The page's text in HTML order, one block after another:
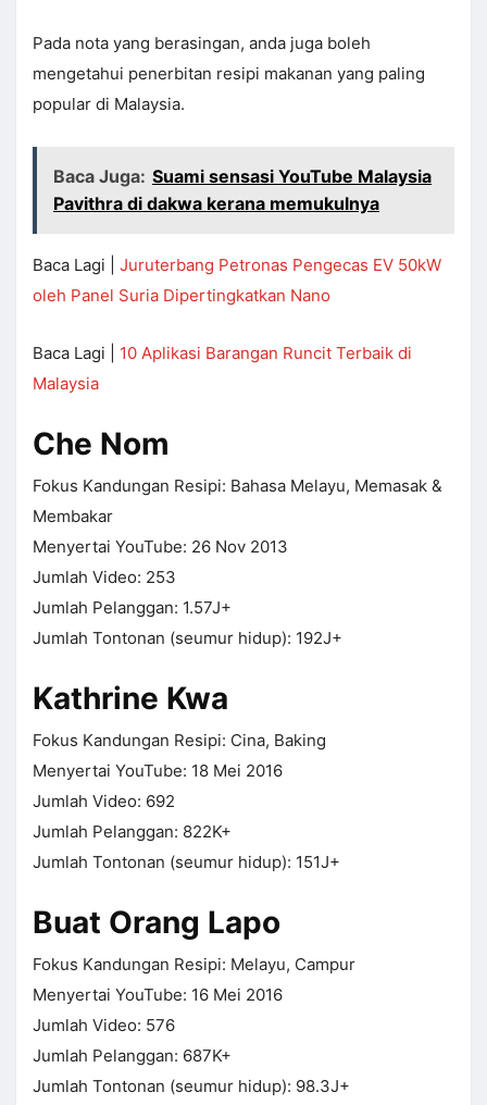
Pada nota yang berasingan, anda juga boleh
mengetahui penerbitan resipi makanan yang paling
popular di Malaysia.
Baca Juga: Suami sensasi YouTube Malaysia
Pavithra di dakwa kerana memukulnya
Baca Lagi | Juruterbang Petronas Pengecas EV 50kW
oleh Panel Suria Dipertingkatkan Nano
Baca Lagi | 10 Aplikasi Barangan Runcit Terbaik di
Malaysia
Che Nom
Fokus Kandungan Resipi: Bahasa Melayu, Memasak &
Membakar
Menyertai YouTube: 26 Nov 2013
Jumlah Video: 253
Jumlah Pelanggan: 1.57J+
Jumlah Tontonan (seumur hidup): 192J+
Kathrine Kwa
Fokus Kandungan Resipi: Cina, Baking
Menyertai YouTube: 18 Mei 2016
Jumlah Video: 692
Jumlah Pelanggan: 822K+
Jumlah Tontonan (seumur hidup): 151J+
Buat Orang Lapo
Fokus Kandungan Resipi: Melayu, Campur
Menyertai YouTube: 16 Mei 2016
Jumlah Video: 576
Jumlah Pelanggan: 687K+
Jumlah Tontonan (seumur hidup): 98.3J+